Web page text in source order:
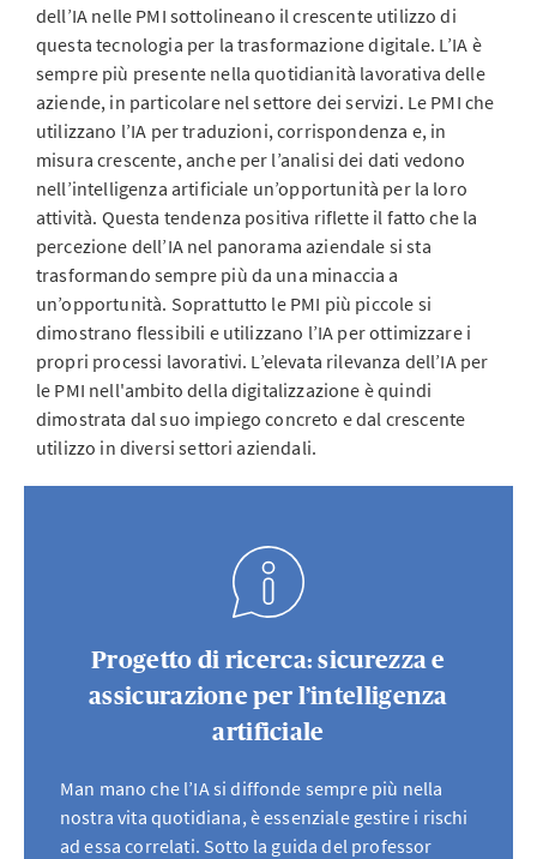
dell’IA nelle PMI sottolineano il crescente utilizzo di
questa tecnologia per la trasformazione digitale. L’IA è
sempre più presente nella quotidianità lavorativa delle
aziende, in particolare nel settore dei servizi. Le PMI che
utilizzano l’IA per traduzioni, corrispondenza e, in
misura crescente, anche per l’analisi dei dati vedono
nell’intelligenza artificiale un’opportunità per la loro
attività. Questa tendenza positiva riflette il fatto che la
percezione dell’IA nel panorama aziendale si sta
trasformando sempre più da una minaccia a
un’opportunità. Soprattutto le PMI più piccole si
dimostrano flessibili e utilizzano l’IA per ottimizzare i
propri processi lavorativi. L’elevata rilevanza dell’IA per
le PMI nell'ambito della digitalizzazione è quindi
dimostrata dal suo impiego concreto e dal crescente
utilizzo in diversi settori aziendali.
Progetto di ricerca: sicurezza e
assicurazione per l’intelligenza
artificiale
Man mano che l’IA si diffonde sempre più nella
nostra vita quotidiana, è essenziale gestire i rischi
ad essa correlati. Sotto la guida del professor